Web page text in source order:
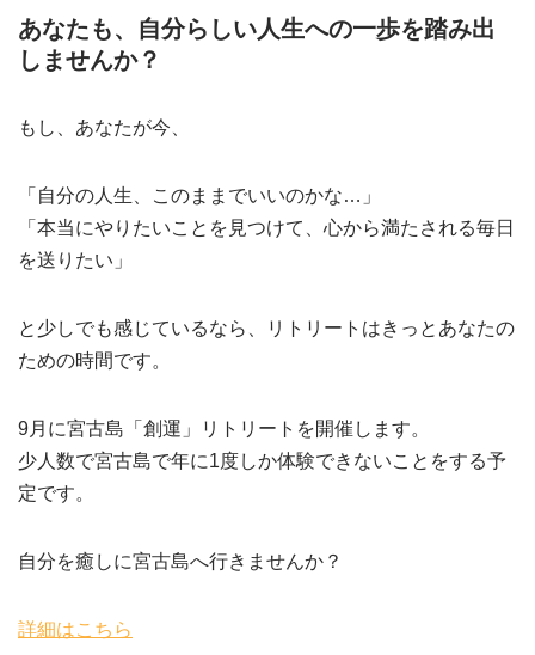
あなたも、自分らしい人生への一歩を踏み出
しませんか？
もし、あなたが今、
「自分の人生、このままでいいのかな…」
「本当にやりたいことを見つけて、心から満たされる毎日
を送りたい」
と少しでも感じているなら、リトリートはきっとあなたの
ための時間です。
9月に宮古島「創運」リトリートを開催します。
少人数で宮古島で年に1度しか体験できないことをする予
定です。
自分を癒しに宮古島へ行きませんか？
詳細はこちら